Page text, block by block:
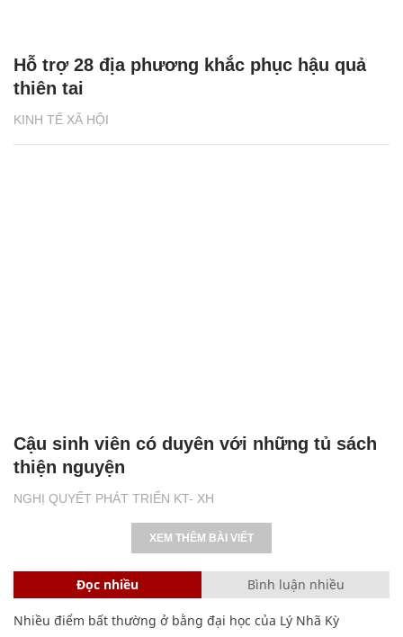
KINH TẾ XÃ HỘI
Hỗ trợ 28 địa phương khắc phục hậu quả
thiên tai
NGHỊ QUYẾT PHÁT TRIỂN KT- XH
Cậu sinh viên có duyên với những tủ sách
thiện nguyện
XEM THÊM BÀI VIẾT
Đọc nhiều Bình luận nhiều
Nhiều điểm bất thường ở bằng đại học của Lý Nhã Kỳ